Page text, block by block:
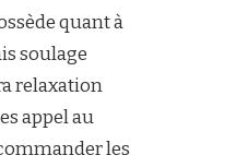
quant à
soulage
relaxation
appel au
les